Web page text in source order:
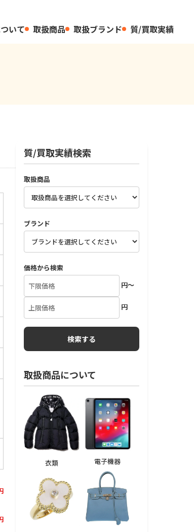
いて 取扱商品 取扱ブランド 質/買取実績
質/買取実績検索
取扱商品
ブランド
価格から検索
円～
円
取扱商品について
衣類 電子機器